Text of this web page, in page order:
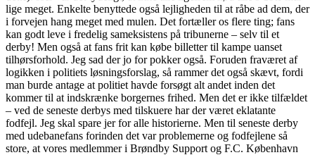
lige meget. Enkelte benyttede også lejligheden til at råbe ad dem, der
i forvejen hang meget med mulen. Det fortæller os flere ting; fans
kan godt leve i fredelig sameksistens på tribunerne – selv til et
derby! Men også at fans frit kan købe billetter til kampe uanset
tilhørsforhold. Jeg sad der jo for pokker også. Foruden fraværet af
logikken i politiets løsningsforslag, så rammer det også skævt, fordi
man burde antage at politiet havde forsøgt alt andet inden det
kommer til at indskrænke borgernes frihed. Men det er ikke tilfældet
– ved de seneste derbys med tilskuere har der været eklatante
fodfejl. Jeg skal spare jer for alle historierne. Men til seneste derby
med udebanefans forinden det var problemerne og fodfejlene så
store, at vores medlemmer i Brøndby Support og F.C. København